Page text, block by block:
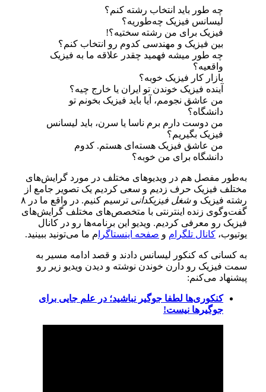
چه طور باید انتخاب رشته کنم؟
لیسانس فیزیک چه‌طوریه؟
فیزیک برای من رشته سختیه؟!
بین فیزیک و مهندسی کدوم رو انتخاب کنم؟
چه طور میشه فهمید چقدر علاقه ما به فیزیک
واقعیه؟
بازار کار فیزیک خوبه؟
آینده فیزیک خوندن تو ایران یا خارج چیه؟
من عاشق نجومم، آیا باید فیزیک بخونم تو
دانشگاه؟
من دوست دارم برم ناسا یا سرن، باید لیسانس
فیزیک بگیریم؟
من عاشق فیزیک هسته‌ای هستم. کدوم
دانشگاه برای من خوبه؟
به‌طور مفصل هم در ویدیوهای مختلف در مورد گرایش‌های
مختلف فیزیک حرف زدیم و سعی کردیم یک تصویر جامع از
رشته فیزیک وشغل فیزیکدانی
ترسیم کنیم. در واقع ما در ۸
گفت‌وگوی زنده اینترنتی با متخصص‌های مختلف گرایش‌های
فیزیک رو معرفی کردیم. ویدیو این برنامه‌ها رو در کانال
یوتیوب، کانال تلگرام و صفحه اینستاگرا م ما می‌تونید ببینید.
به کسانی که کنکور لیسانس دادند و قصد ادامه مسیر به
سمت فیزیک رو دارن خوندن نوشته و دیدن ویدیو زیر رو
پیشنهاد می‌کنم:
کنکوری‌ها لطفا جوگیر نباشید؛ در علم جایی برای
جوگیرها نیست!